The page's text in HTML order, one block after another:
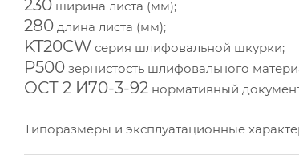
230 ширина листа (мм);
280 длина листа (мм);
KT20CW серия шлифовальной шкурки;
P500 зернистость шлифовального
ОСТ 2 И70-3-92 нормативный
Типоразмеры и эксплуатационные